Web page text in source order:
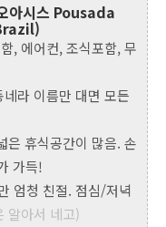
아시스 Pousada
, 에어컨, 조식포함, 무
라 이름만 대면 모든
은 휴식공간이 많음. 손
가득!
엄청 친절. 점심/저녁
알아서 네고)